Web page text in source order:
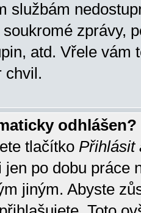
službám
zprávy,
atd. Vřele vám
chvil.
odhlášen?
tlačítko Přihlásit
jen po dobu práce
jiným. Abyste